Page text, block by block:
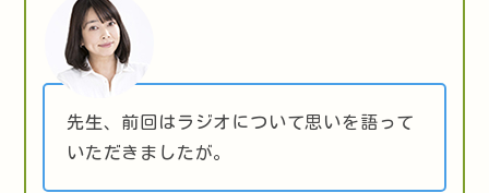
先生、前回はラジオについて思いを語って
いただきましたが。